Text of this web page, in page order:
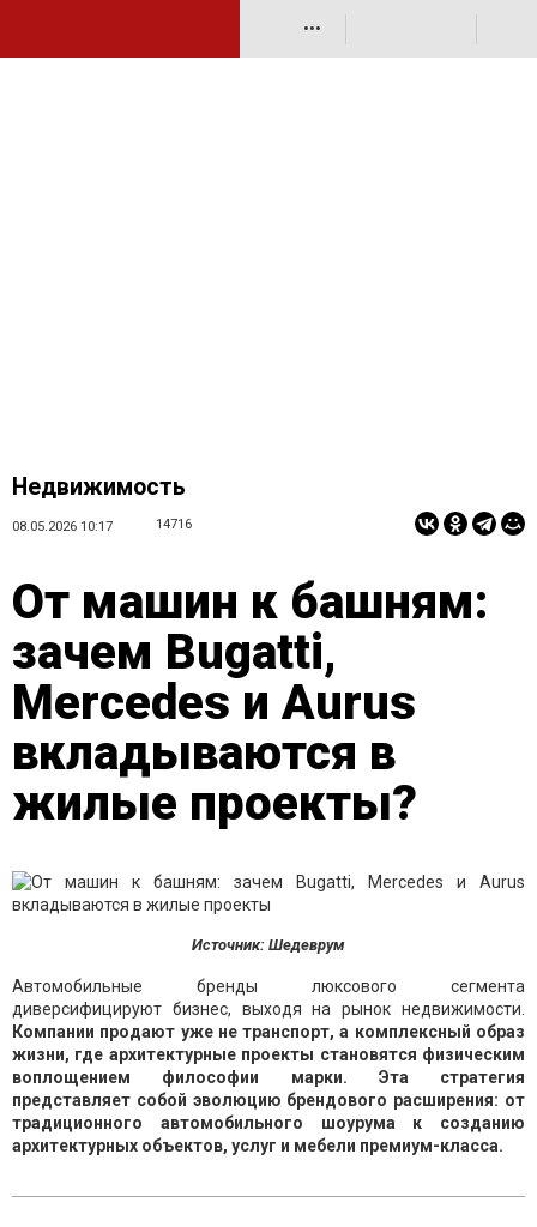
•••
Недвижимость
08.05.2026 10:17 14716
От машин к башням:
зачем Bugatti,
Mercedes и Aurus
вкладываются в
жилые проекты?
Источник: Шедеврум
Автомобильные бренды люксового сегмента
диверсифицируют бизнес, выходя на рынок недвижимости.
Компании продают уже не транспорт, а комплексный образ
жизни, где архитектурные проекты становятся физическим
воплощением философии марки. Эта стратегия
представляет собой эволюцию брендового расширения: от
традиционного автомобильного шоурума к созданию
архитектурных объектов, услуг и мебели премиум-класса.